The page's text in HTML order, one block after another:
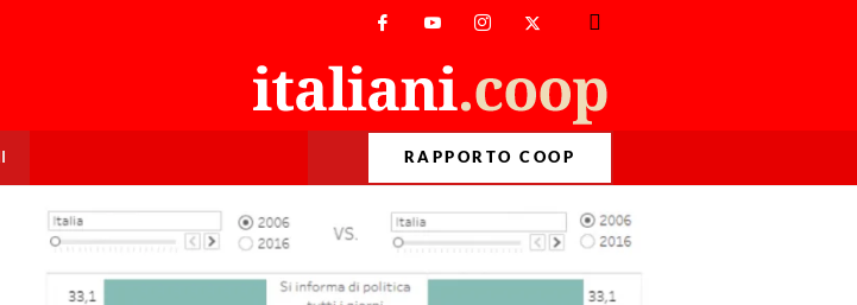
RAPPORTO COOP
> Temi > Territori > La mappa dell’impegno